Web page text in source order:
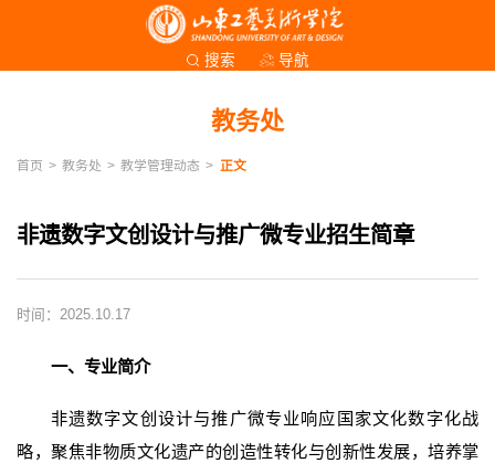
搜索 导航
教务处
首页 > 教务处 > 教学管理动态 > 正文
非遗数字文创设计与推广微专业招生简章
时间：2025.10.17
一、专业简介
非遗数字文创设计与推广微专业响应国家文化数字化战
略，聚焦非物质文化遗产的创造性转化与创新性发展，培养掌